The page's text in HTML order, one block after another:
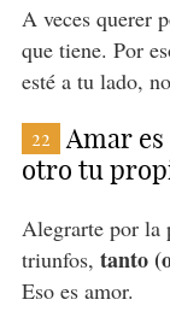
A veces querer
que tiene. Por
esté a tu lado,
22
Amar
otro tu
Alegrarte por la
triunfos, tanto
Eso es amor.